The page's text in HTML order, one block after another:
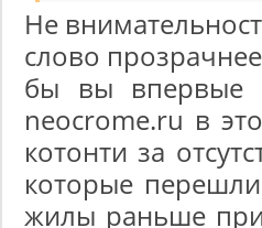
Не
слово
бы вы впервые
neocrome.ru в
котонти за
которые
жилы раньше при